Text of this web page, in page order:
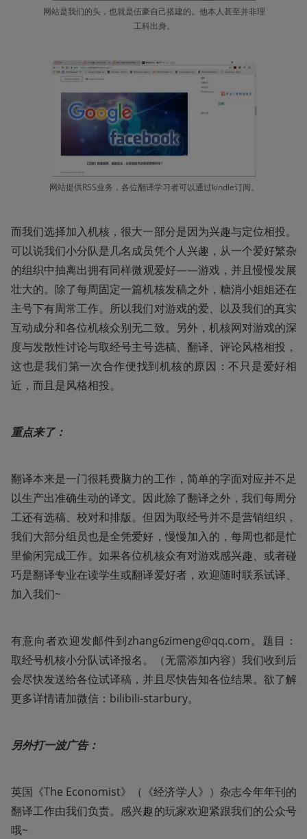
网站是我们的头，也就是伍豪自己搭建的。他本人甚至并非理
工科出身。
网站提供RSS业务，各位翻译学习者可以通过kindle订阅。
而我们选择加入机核，很大一部分是因为兴趣与定位相投。
可以说我们小分队是几名成员凭个人兴趣，从一个爱好繁杂
的组织中抽离出拥有同样微观爱好——游戏，并且慢慢发展
壮大的。除了每周固定一篇机核发稿之外，糖消小姐姐还在
主号下有周常工作。所以我们对游戏的爱、以及我们的真实
互动成分和各位机核众别无二致。另外，机核网对游戏的深
度与发散性讨论与取经号主号选稿、翻译、评论风格相投，
这也是我们第一次合作便找到机核的原因：不只是爱好相
近，而且是风格相投。
重点来了：
翻译本来是一门很耗费脑力的工作，简单的字面对应并不足
以生产出准确生动的译文。因此除了翻译之外，我们每周分
工还有选稿、校对和排版。但因为取经号并不是营销组织，
我们大部分组员也是全凭爱好，慢慢加入的，每周也都是忙
里偷闲完成工作。如果各位机核众有对游戏感兴趣、或者碰
巧是翻译专业在读学生或翻译爱好者，欢迎随时联系试译、
加入我们~
有意向者欢迎发邮件到zhang6zimeng@qq.com。题目：
取经号机核小分队试译报名。（无需添加内容）我们收到后
会尽快发送给各位试译稿，并且尽快告知各位结果。欲了解
更多详情请加微信：bilibili-starbury。
另外打一波广告：
英国《The Economist》（《经济学人》）杂志今年年刊的
翻译工作由我们负责。感兴趣的玩家欢迎紧跟我们的公众号
哦~